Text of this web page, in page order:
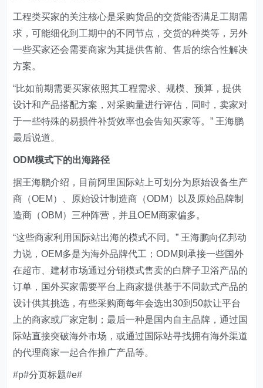
工程类买家的关注核心是采购货品的交货能否满足工期需
求，可能细化到工期中的不同节点，交货的种类等，另外
一些买家还会需要商家为其提供售前、售后的综合性解决
方案。
“比如前期需要买家依照其工程需求、规模、预算，提供
设计和产品搭配方案，对采购量进行评估，同时，卖家对
于一些特殊的易损件补货效率也会告知买家等。” 王海鹏
最后说道。
ODM模式下的出海路径
据王海鹏介绍，目前阿里国际站上可划分为原始设备生产
商（OEM）、原始设计制造商（ODM）以及原始品牌制
造商（OBM）三种阵营，并且OEM商家偏多。
“这些商家利用国际站出海的模式不同。” 王海鹏向亿邦动
力说，OEM多是为海外品牌代工；ODM则承接一些国外
在超市、建材市场通过分销模式售卖的白牌子卫浴产品的
订单，国外买家需要平台上商家提供基于不同款式产品的
设计供其挑选，有些采购商每年会选出30到50款让平台
上的商家或厂家定制；最后一种是国内自主品牌，通过国
际站直接突破海外市场，或通过国际站寻找拥有海外渠道
的代理商家一起合作推广产品等。
#p#分页标题#e#